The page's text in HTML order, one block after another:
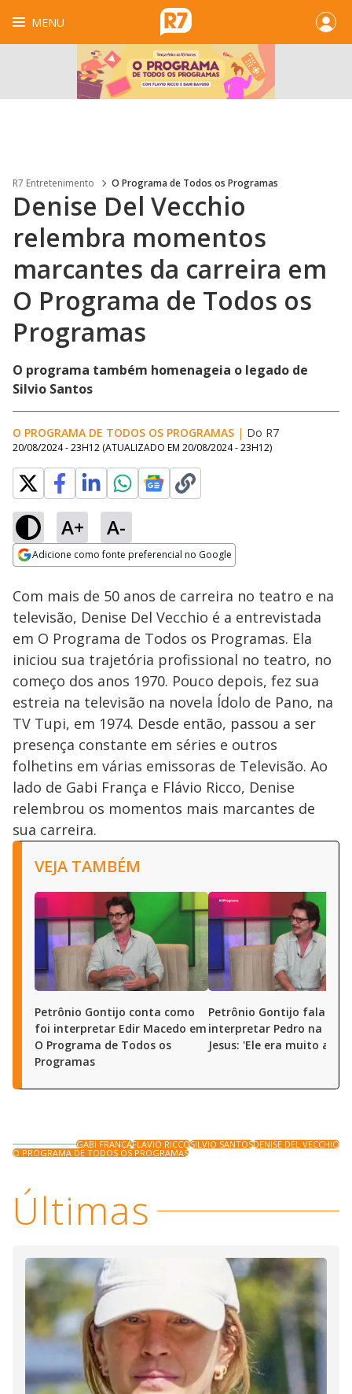
MENU
R7 Entretenimento O Programa de Todos os Programas
Denise Del Vecchio
relembra momentos
marcantes da carreira em
O Programa de Todos os
Programas
O programa também homenageia o legado de
Silvio Santos
O PROGRAMA DE TODOS OS PROGRAMAS | Do R7
20/08/2024 - 23H12 (ATUALIZADO EM 20/08/2024 - 23H12)
A+ A-
Adicione como fonte preferencial no Google
Ativar
Loaded :
1.77%
Com mais de 50 anos de carreira no teatro e na
televisão, Denise Del Vecchio é a entrevistada
em O Programa de Todos os Programas. Ela
iniciou sua trajetória profissional no teatro, no
começo dos anos 1970. Pouco depois, fez sua
estreia na televisão na novela Ídolo de Pano, na
TV Tupi, em 1974. Desde então, passou a ser
presença constante em séries e outros
folhetins em várias emissoras de Televisão. Ao
lado de Gabi França e Flávio Ricco, Denise
relembrou os momentos mais marcantes de
sua carreira.
VEJA TAMBÉM
Petrônio Gontijo conta como
foi interpretar Edir Macedo em
O Programa de Todos os
Programas
Petrônio Gontijo fala
interpretar Pedro na
Jesus: 'Ele era muito
GABI FRANÇAFLAVIO RICCOSILVIO SANTOSDENISE DEL VECCHIO
O PROGRAMA DE TODOS OS PROGRAMAS
Últimas